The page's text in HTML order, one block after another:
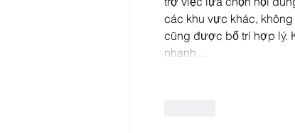
các khu vực khác,
cũng được bố trí hợp lý.
nhanh…